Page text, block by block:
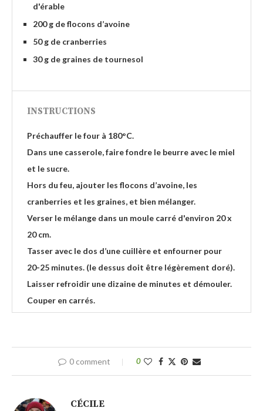
d'érable
200 g de flocons d’avoine
50 g de cranberries
30 g de graines de tournesol
INSTRUCTIONS
Préchauffer le four à 180°C.
Dans une casserole, faire fondre le beurre avec le miel
et le sucre.
Hors du feu, ajouter les flocons d’avoine, les
cranberries et les graines, et bien mélanger.
Verser le mélange dans un moule carré d'environ 20 x
20 cm.
Tasser avec le dos d’une cuillère et enfourner pour
20-25 minutes. (le dessus doit être légèrement doré).
Laisser refroidir une dizaine de minutes et démouler.
Couper en carrés.
0 comment 0
CÉCILE